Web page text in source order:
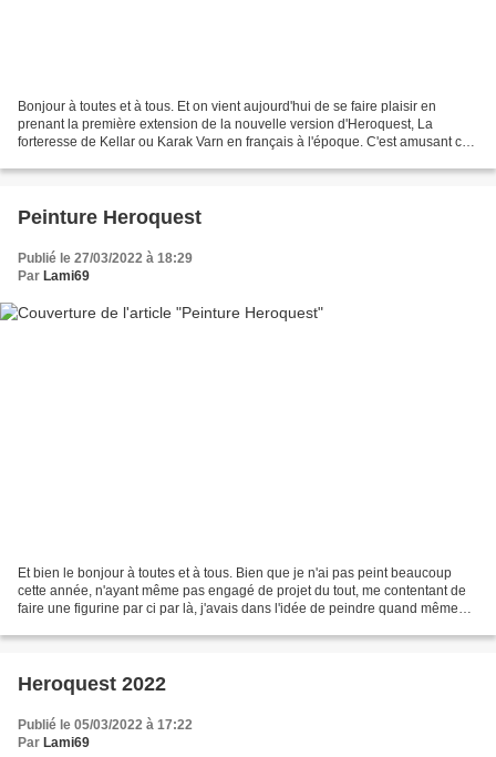
Bonjour à toutes et à tous. Et on vient aujourd'hui de se faire plaisir en
prenant la première extension de la nouvelle version d'Heroquest, La
forteresse de Kellar ou Karak Varn en français à l'époque. C'est amusant car
Peinture Heroquest
Publié le 27/03/2022 à 18:29
Par Lami69
Et bien le bonjour à toutes et à tous. Bien que je n'ai pas peint beaucoup
cette année, n'ayant même pas engagé de projet du tout, me contentant de
faire une figurine par ci par là, j'avais dans l'idée de peindre quand même
Heroquest 2022
Publié le 05/03/2022 à 17:22
Par Lami69